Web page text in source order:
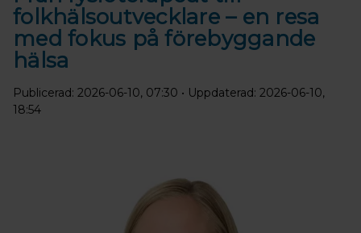
folkhälsoutvecklare – en resa
med fokus på förebyggande
hälsa
Publicerad: 2026-06-10, 07:30 • Uppdaterad: 2026-06-10,
18:54